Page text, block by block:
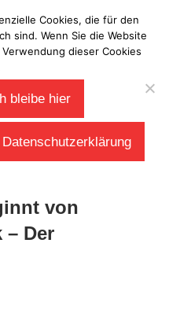
von
– Der
Cookies, die für den
sind. Wenn Sie die Website
dieser Cookies
bleibe hier